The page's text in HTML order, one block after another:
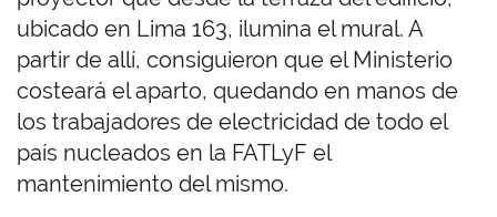
ubicado en Lima 163, ilumina el mural. A
partir de allí, consiguieron que el Ministerio
costeará el aparto, quedando en manos de
los trabajadores de electricidad de todo el
país nucleados en la FATLyF el
mantenimiento del mismo.